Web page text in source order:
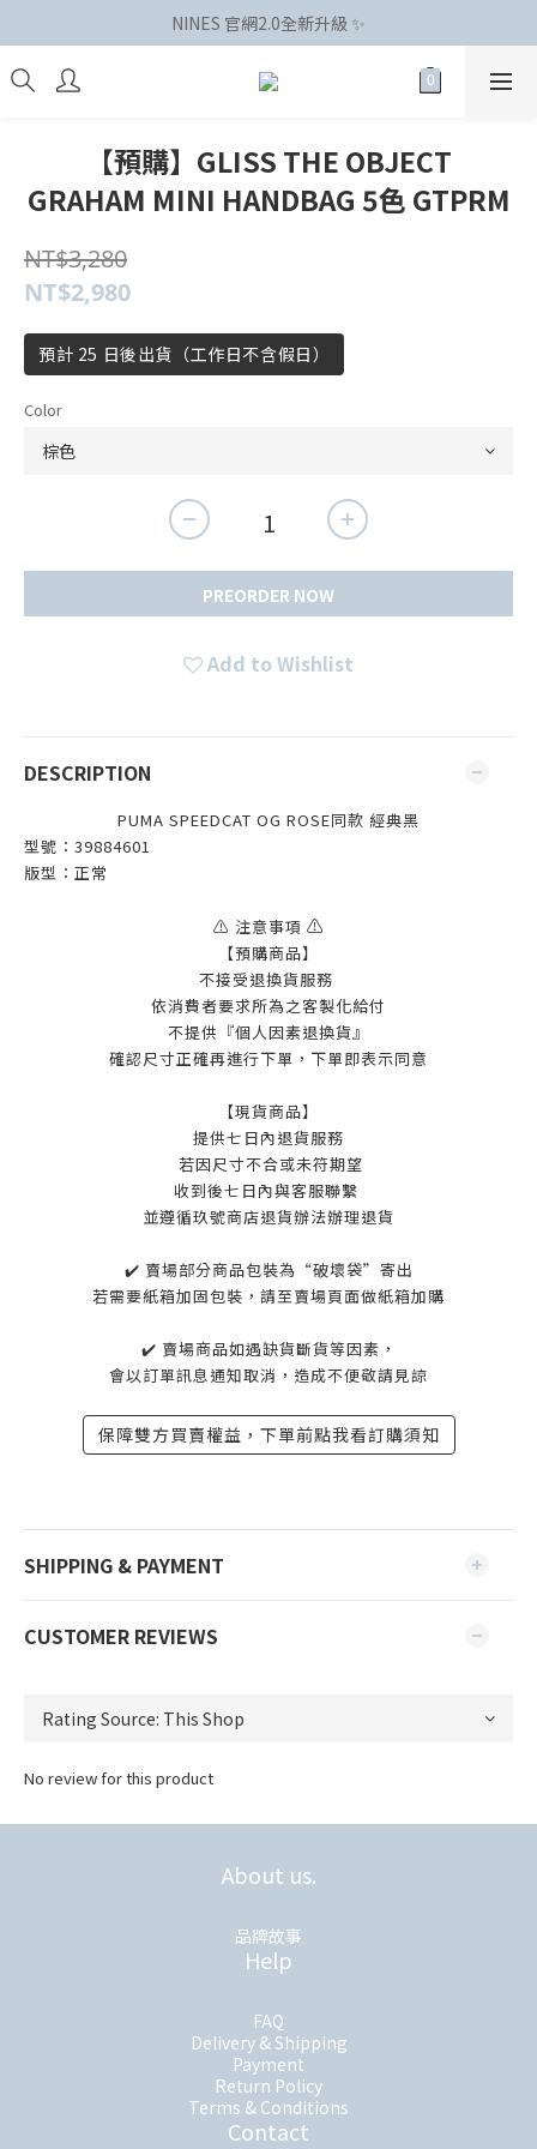
NINES 官網2.0全新升級 ✨
【預購】GLISS THE OBJECT
GRAHAM MINI HANDBAG 5色 GTPRM
NT$3,280
NT$2,980
預計 25 日後出貨（工作日不含假日）
Color
PREORDER NOW
Add to Wishlist
DESCRIPTION
PUMA SPEEDCAT OG ROSE同款 經典黑
型號：39884601
版型：正常
⚠️ 注意事項 ⚠️
【預購商品】
不接受退換貨服務
依消費者要求所為之客製化給付
不提供『個人因素退換貨』
確認尺寸正確再進行下單，下單即表示同意
【現貨商品】
提供七日內退貨服務
若因尺寸不合或未符期望
收到後七日內與客服聯繫
並遵循玖號商店退貨辦法辦理退貨
✔️ 賣場部分商品包裝為“破壞袋”寄出
若需要紙箱加固包裝，請至賣場頁面做紙箱加購
✔️ 賣場商品如遇缺貨斷貨等因素，
會以訂單訊息通知取消，造成不便敬請見諒
保障雙方買賣權益，下單前點我看訂購須知
SHIPPING & PAYMENT
CUSTOMER REVIEWS
No review for this product
About us.
品牌故事
Help
FAQ
Delivery & Shipping
Payment
Return Policy
Terms & Conditions
Contact